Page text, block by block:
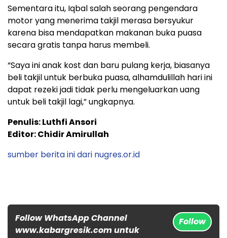
Sementara itu, Iqbal salah seorang pengendara
motor yang menerima takjil merasa bersyukur
karena bisa mendapatkan makanan buka puasa
secara gratis tanpa harus membeli.
“Saya ini anak kost dan baru pulang kerja, biasanya
beli takjil untuk berbuka puasa, alhamdulillah hari ini
dapat rezeki jadi tidak perlu mengeluarkan uang
untuk beli takjil lagi,” ungkapnya.
Penulis: Luthfi Ansori
Editor: Chidir Amirullah
sumber berita ini dari nugres.or.id
Follow WhatsApp Channel
www.kabargresik.com untuk
Follow